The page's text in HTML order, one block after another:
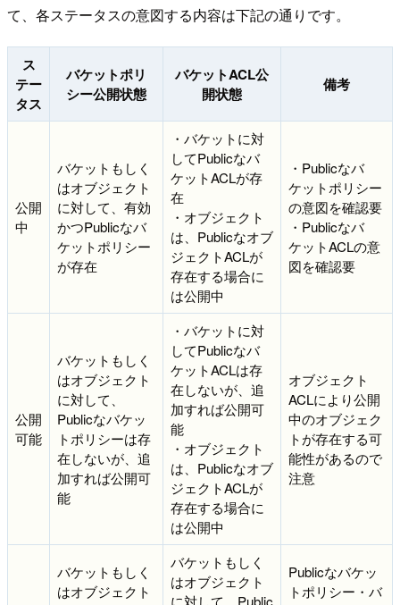
て、各ステータスの意図する内容は下記の通りです。
ス
テー
タス
バケットポリ
シー公開状態
バケットACL公
開状態
備考
公開
中
バケットもしく
はオブジェクト
に対して、有効
かつPublicなバ
ケットポリシー
が存在
・バケットに対
してPublicなバ
ケットACLが存
在
・オブジェクト
は、Publicなオブ
ジェクトACLが
存在する場合に
は公開中
・Publicなバ
ケットポリシー
の意図を確認要
・Publicなバ
ケットACLの意
図を確認要
公開
可能
バケットもしく
はオブジェクト
に対して、
Publicなバケッ
トポリシーは存
在しないが、追
加すれば公開可
能
・バケットに対
してPublicなバ
ケットACLは存
在しないが、追
加すれば公開可
能
・オブジェクト
は、Publicなオブ
ジェクトACLが
存在する場合に
は公開中
オブジェクト
ACLにより公開
中のオブジェク
トが存在する可
能性があるので
注意
バケットもしく
はオブジェクト
バケットもしく
はオブジェクト
に対して、Public
Publicなバケッ
トポリシー・バ